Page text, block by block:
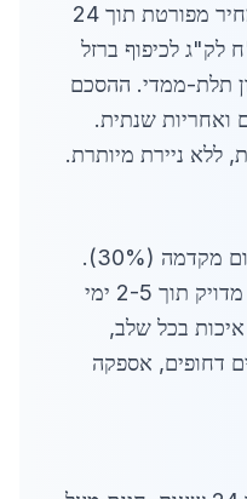
לאחר הייעוץ, נשלח הצעת מחיר מפורטת תוך 24
לדוגמה: 20 ש"ח לק"ג לכיפוף ברזל
תלת-ממדי. ההסכם
ואחריות שנתית.
ללא ניירת מיותרת.
ייצור מתחיל מיד לאחר תשלום מקדמה (30%).
מכונות CNC מבצעות כיפוף מדויק תוך 2-5 ימי
איכות בכל שלב,
לפרויקטים דחופים, אספקה